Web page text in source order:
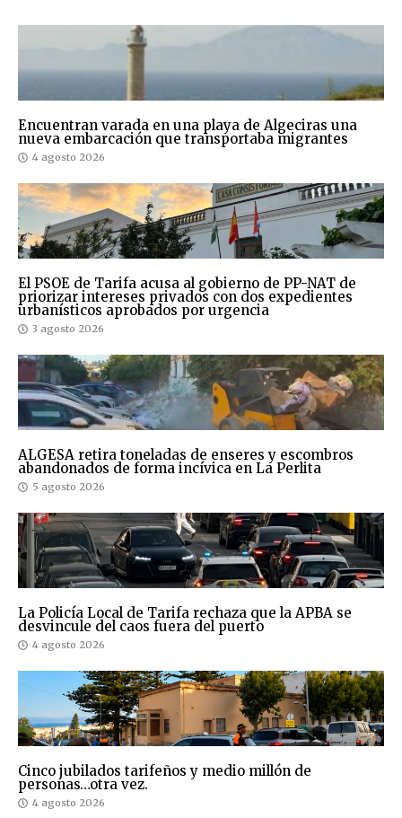
Encuentran varada en una playa de Algeciras una
nueva embarcación que transportaba migrantes
4 agosto 2026
El PSOE de Tarifa acusa al gobierno de PP-NAT de
priorizar intereses privados con dos expedientes
urbanísticos aprobados por urgencia
3 agosto 2026
ALGESA retira toneladas de enseres y escombros
abandonados de forma incívica en La Perlita
5 agosto 2026
La Policía Local de Tarifa rechaza que la APBA se
desvincule del caos fuera del puerto
4 agosto 2026
Cinco jubilados tarifeños y medio millón de
personas…otra vez.
4 agosto 2026